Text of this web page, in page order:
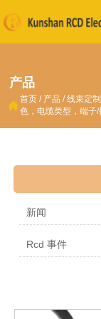
产品
 首页 / 产品 /线束定制
色，电缆类型，端子/
新闻
Rcd 事件